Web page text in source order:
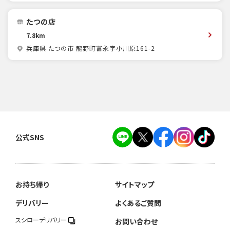
たつの店
7.8km
兵庫県 たつの市 龍野町富永字小川原161-2
公式SNS
お持ち帰り
デリバリー
スシローデリバリー
サイトマップ
よくあるご質問
お問い合わせ